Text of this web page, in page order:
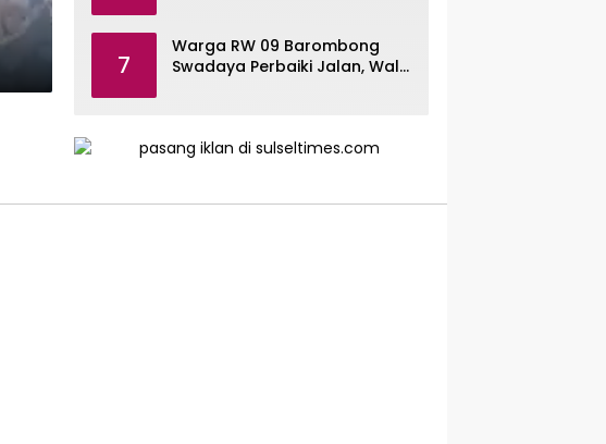
7
Warga RW 09 Barombong
Swadaya Perbaiki Jalan, Wali